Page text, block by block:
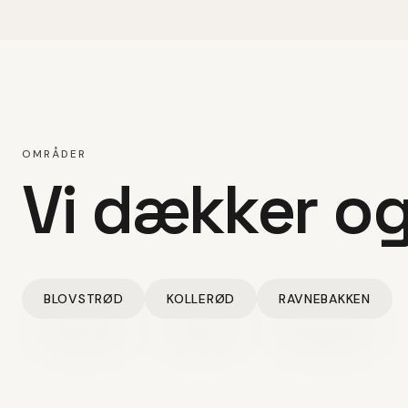
OMRÅDER
Vi dækker
BLOVSTRØD KOLLERØD RAVNEBAKKEN